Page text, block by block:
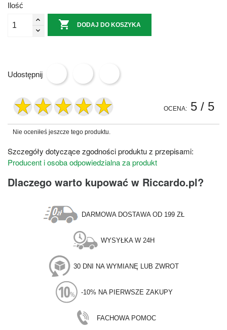
Ilość
 DODAJ DO KOSZYKA
Udostępnij
OCENA: 5 / 5
Nie oceniłeś jeszcze tego produktu.
Szczegóły dotyczące zgodności produktu z przepisami:
Producent i osoba odpowiedzialna za produkt
Dlaczego warto kupować w Riccardo.pl?
DARMOWA DOSTAWA OD 199 ZŁ
WYSYŁKA W 24H
30 DNI NA WYMIANĘ LUB ZWROT
-10% NA PIERWSZE ZAKUPY
FACHOWA POMOC